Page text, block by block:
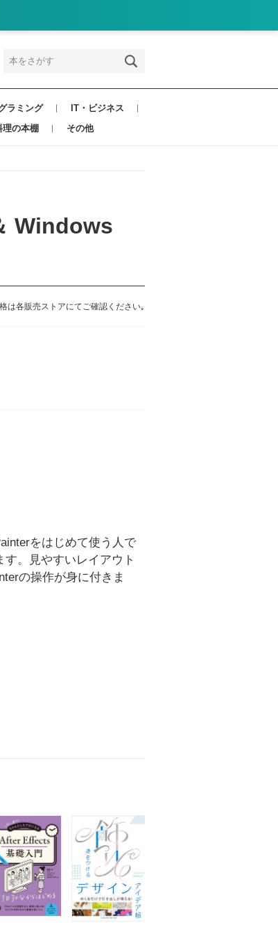
ラミング
IT・ビジネス
理の本棚 その他
Windows
は各販売ストアにてご確認ください｡
をはじめて使う人で
。見やすいレイアウト
の操作が身に付きま